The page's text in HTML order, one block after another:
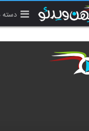
دسته